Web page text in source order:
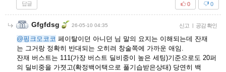
답글 0
0
Gfgfdsg 26-05-10 04:35 신고 | 공감 확인
@핑크모코코 페이탈이던 아니던 님 말의 요지는 이해되는데 잔재
는 그거랑 정확히 반대되는 오히려 창술쪽에 가까운 애임.
잔재 버스트는 111(가장 버스트 딜비중이 높은 세팅)기준으로도 20퍼
의 딜비중을 가졋고(확정백어택으로 풀기습받은상태) 당연히 백